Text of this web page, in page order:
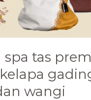
spa tas
wangi